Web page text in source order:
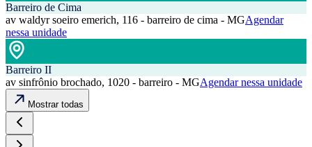
Barreiro de Cima
av waldyr soeiro emerich, 116 - barreiro de cima - MGAgendar
nessa unidade
Barreiro II
av sinfrônio brochado, 1020 - barreiro - MGAgendar nessa unidade
Mostrar todas